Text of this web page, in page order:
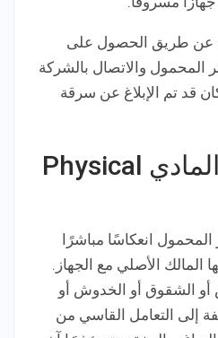
عن طريق الحصول على
المحمول والاتصال بالشركة
قد تم الإبلاغ عن سرقة
إجراء الفحص المادي Physical
انعكاسًا مباشرًا
المالك الأصلي مع الجهاز.
الشقوق أو الخدوش أو
إلى التعامل القاسي من